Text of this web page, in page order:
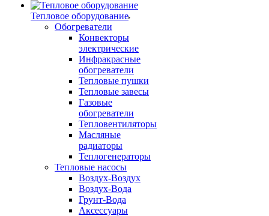
Тепловое оборудование
Обогреватели
Конвекторы
электрические
Инфракрасные
обогреватели
Тепловые пушки
Тепловые завесы
Газовые
обогреватели
Тепловентиляторы
Масляные
радиаторы
Теплогенераторы
Тепловые насосы
Воздух-Воздух
Воздух-Вода
Грунт-Вода
Аксессуары